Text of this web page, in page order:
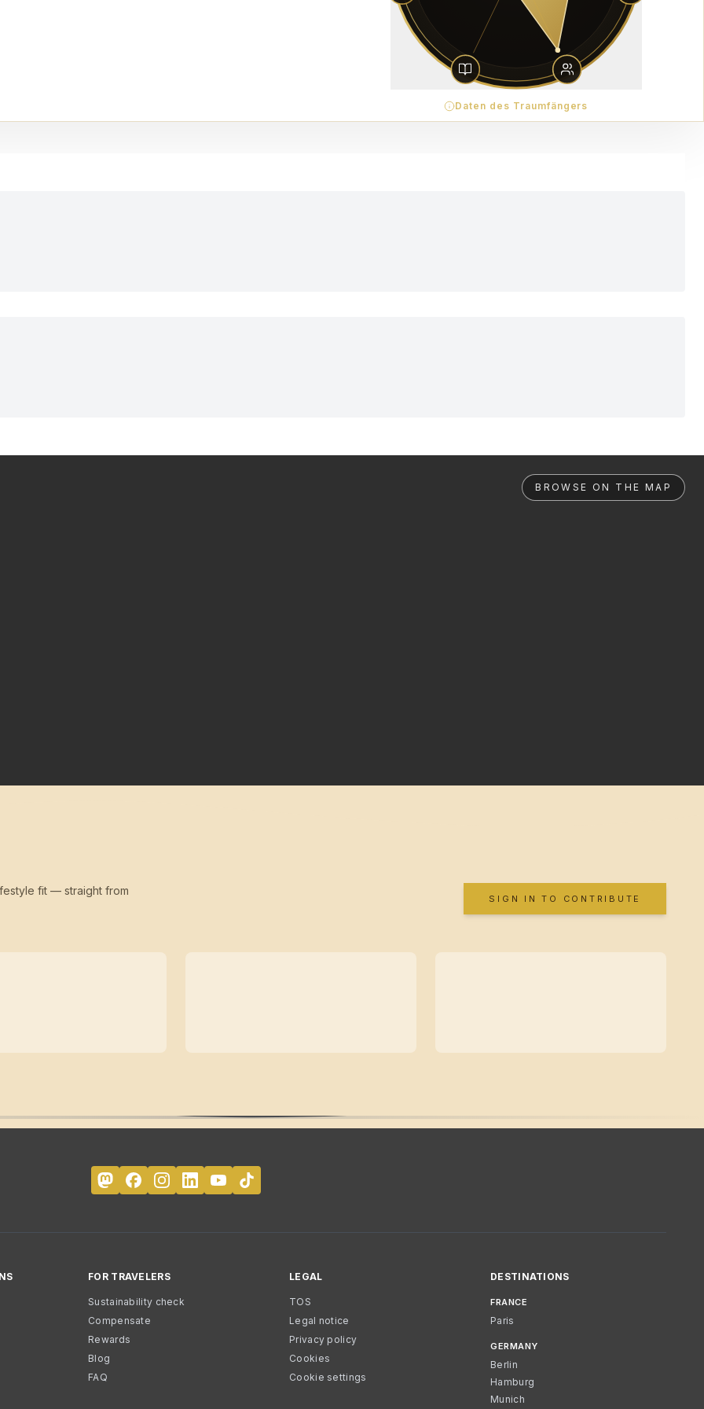
Daten des Traumfängers
BROWSE ON THE MAP
fit — straight from
SIGN IN TO CONTRIBUTE
FOR TRAVELERS
Sustainability check
Compensate
Rewards
Blog
FAQ
LEGAL
TOS
Legal notice
Privacy policy
Cookies
Cookie settings
DESTINATIONS
FRANCE
Paris
GERMANY
Berlin
Hamburg
Munich